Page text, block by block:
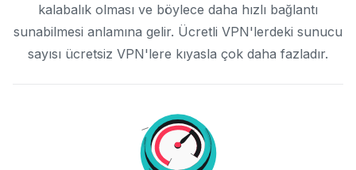
kalabalık olması ve böylece daha hızlı bağlantı
sunabilmesi anlamına gelir. Ücretli VPN'lerdeki sunucu
sayısı ücretsiz VPN'lere kıyasla çok daha fazladır.